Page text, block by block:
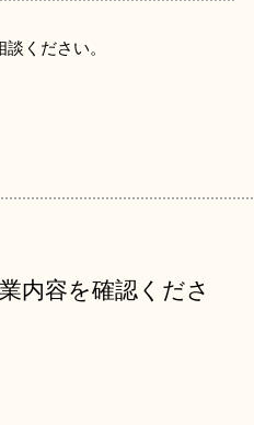
ください。
内容を確認くださ